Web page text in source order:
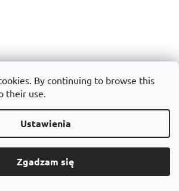
By continuing to browse this
their use.
Ustawienia
Zgadzam się
szt. Plastry CBD 30 szt.
ocena
wynosi
W magazynie